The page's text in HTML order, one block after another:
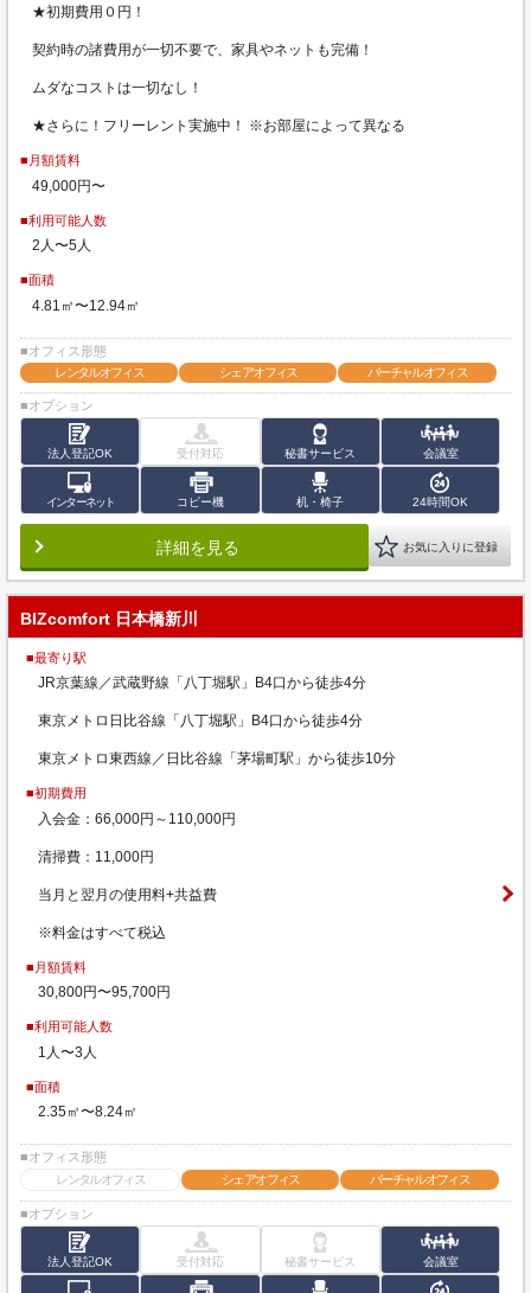
★初期費用０円！
契約時の諸費用が一切不要で、家具やネットも完備！
ムダなコストは一切なし！
★さらに！フリーレント実施中！ ※お部屋によって異なる
■月額賃料
49,000円〜
■利用可能人数
2人〜5人
■面積
4.81㎡〜12.94㎡
■オフィス形態
レンタルオフィス
シェアオフィス バーチャルオフィス
■オプション
法人登記OK 受付対応 秘書サービス 会議室
インターネット コピー機 机・椅子 24時間OK
詳細を見る お気に入りに登録
BIZcomfort 日本橋新川
■最寄り駅
JR京葉線／武蔵野線「八丁堀駅」B4口から徒歩4分
東京メトロ日比谷線「八丁堀駅」B4口から徒歩4分
東京メトロ東西線／日比谷線「茅場町駅」から徒歩10分
■初期費用
入会金：66,000円～110,000円
清掃費：11,000円
当月と翌月の使用料+共益費
※料金はすべて税込
■月額賃料
30,800円〜95,700円
■利用可能人数
1人〜3人
■面積
2.35㎡〜8.24㎡
■オフィス形態
レンタルオフィス
シェアオフィス バーチャルオフィス
■オプション
法人登記OK 受付対応 秘書サービス 会議室